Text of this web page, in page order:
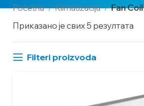
Početna Klimatizacija
Fan Coil
Приказано је свих 5 резултата
Filteri proizvoda